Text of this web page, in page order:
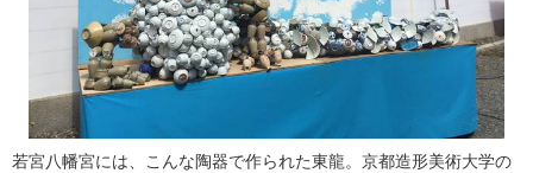
若宮八幡宮には、こんな陶器で作られた東龍。京都造形美術大学の